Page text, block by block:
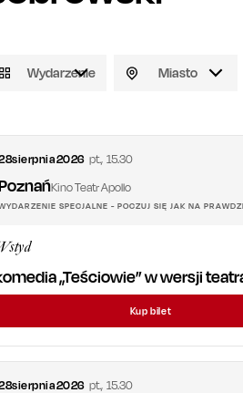
Wydarzenie Miasto
sierpnia2026 pt., 15.30
Kino Teatr Apollo
SPECJALNE - POCZUJ SIĘ JAK NA
„Teściowie” w wersji
Kup bilet
sierpnia2026 pt., 15.30